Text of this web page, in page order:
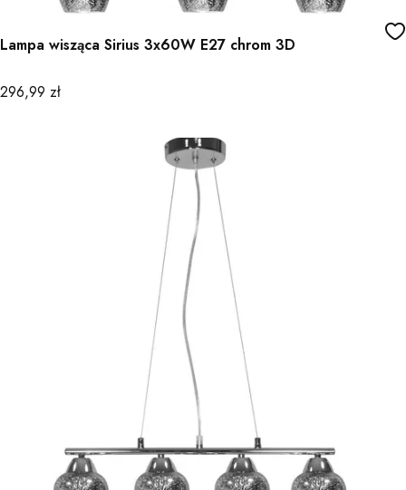
Lampa wisząca Sirius 3x60W E27 chrom 3D
Cena
296,99 zł